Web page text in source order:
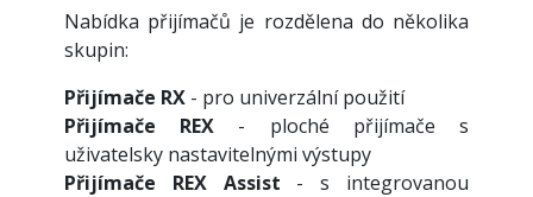
Nabídka přijímačů je rozdělena do několika
skupin:
Přijímače RX - pro univerzální použití
Přijímače REX - ploché přijímače s
uživatelsky nastavitelnými výstupy
Přijímače REX Assist - s integrovanou